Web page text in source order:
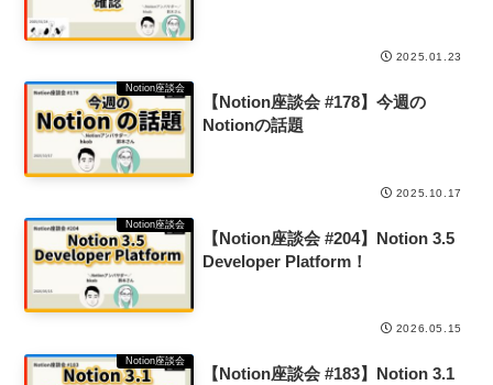
2025.01.23
Notion座談会
【Notion座談会 #178】今週の
Notionの話題
2025.10.17
Notion座談会
【Notion座談会 #204】Notion 3.5
Developer Platform！
2026.05.15
Notion座談会
【Notion座談会 #183】Notion 3.1